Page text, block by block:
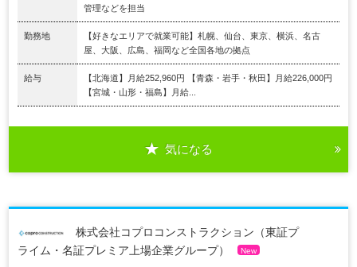
管理などを担当
勤務地
【好きなエリアで就業可能】札幌、仙台、東京、横浜、名古
屋、大阪、広島、福岡など全国各地の拠点
給与
【北海道】月給252,960円 【青森・岩手・秋田】月給226,000円
【宮城・山形・福島】月給...
気になる
株式会社コプロコンストラクション（東証プ
ライム・名証プレミア上場企業グループ）
New